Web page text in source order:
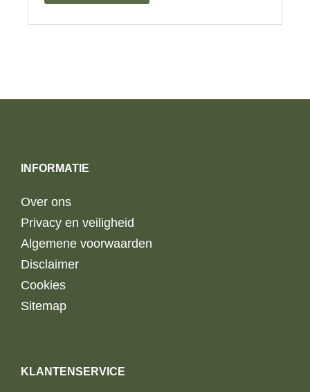
INFORMATIE
Over ons
Privacy en veiligheid
Algemene voorwaarden
Disclaimer
Cookies
Sitemap
KLANTENSERVICE